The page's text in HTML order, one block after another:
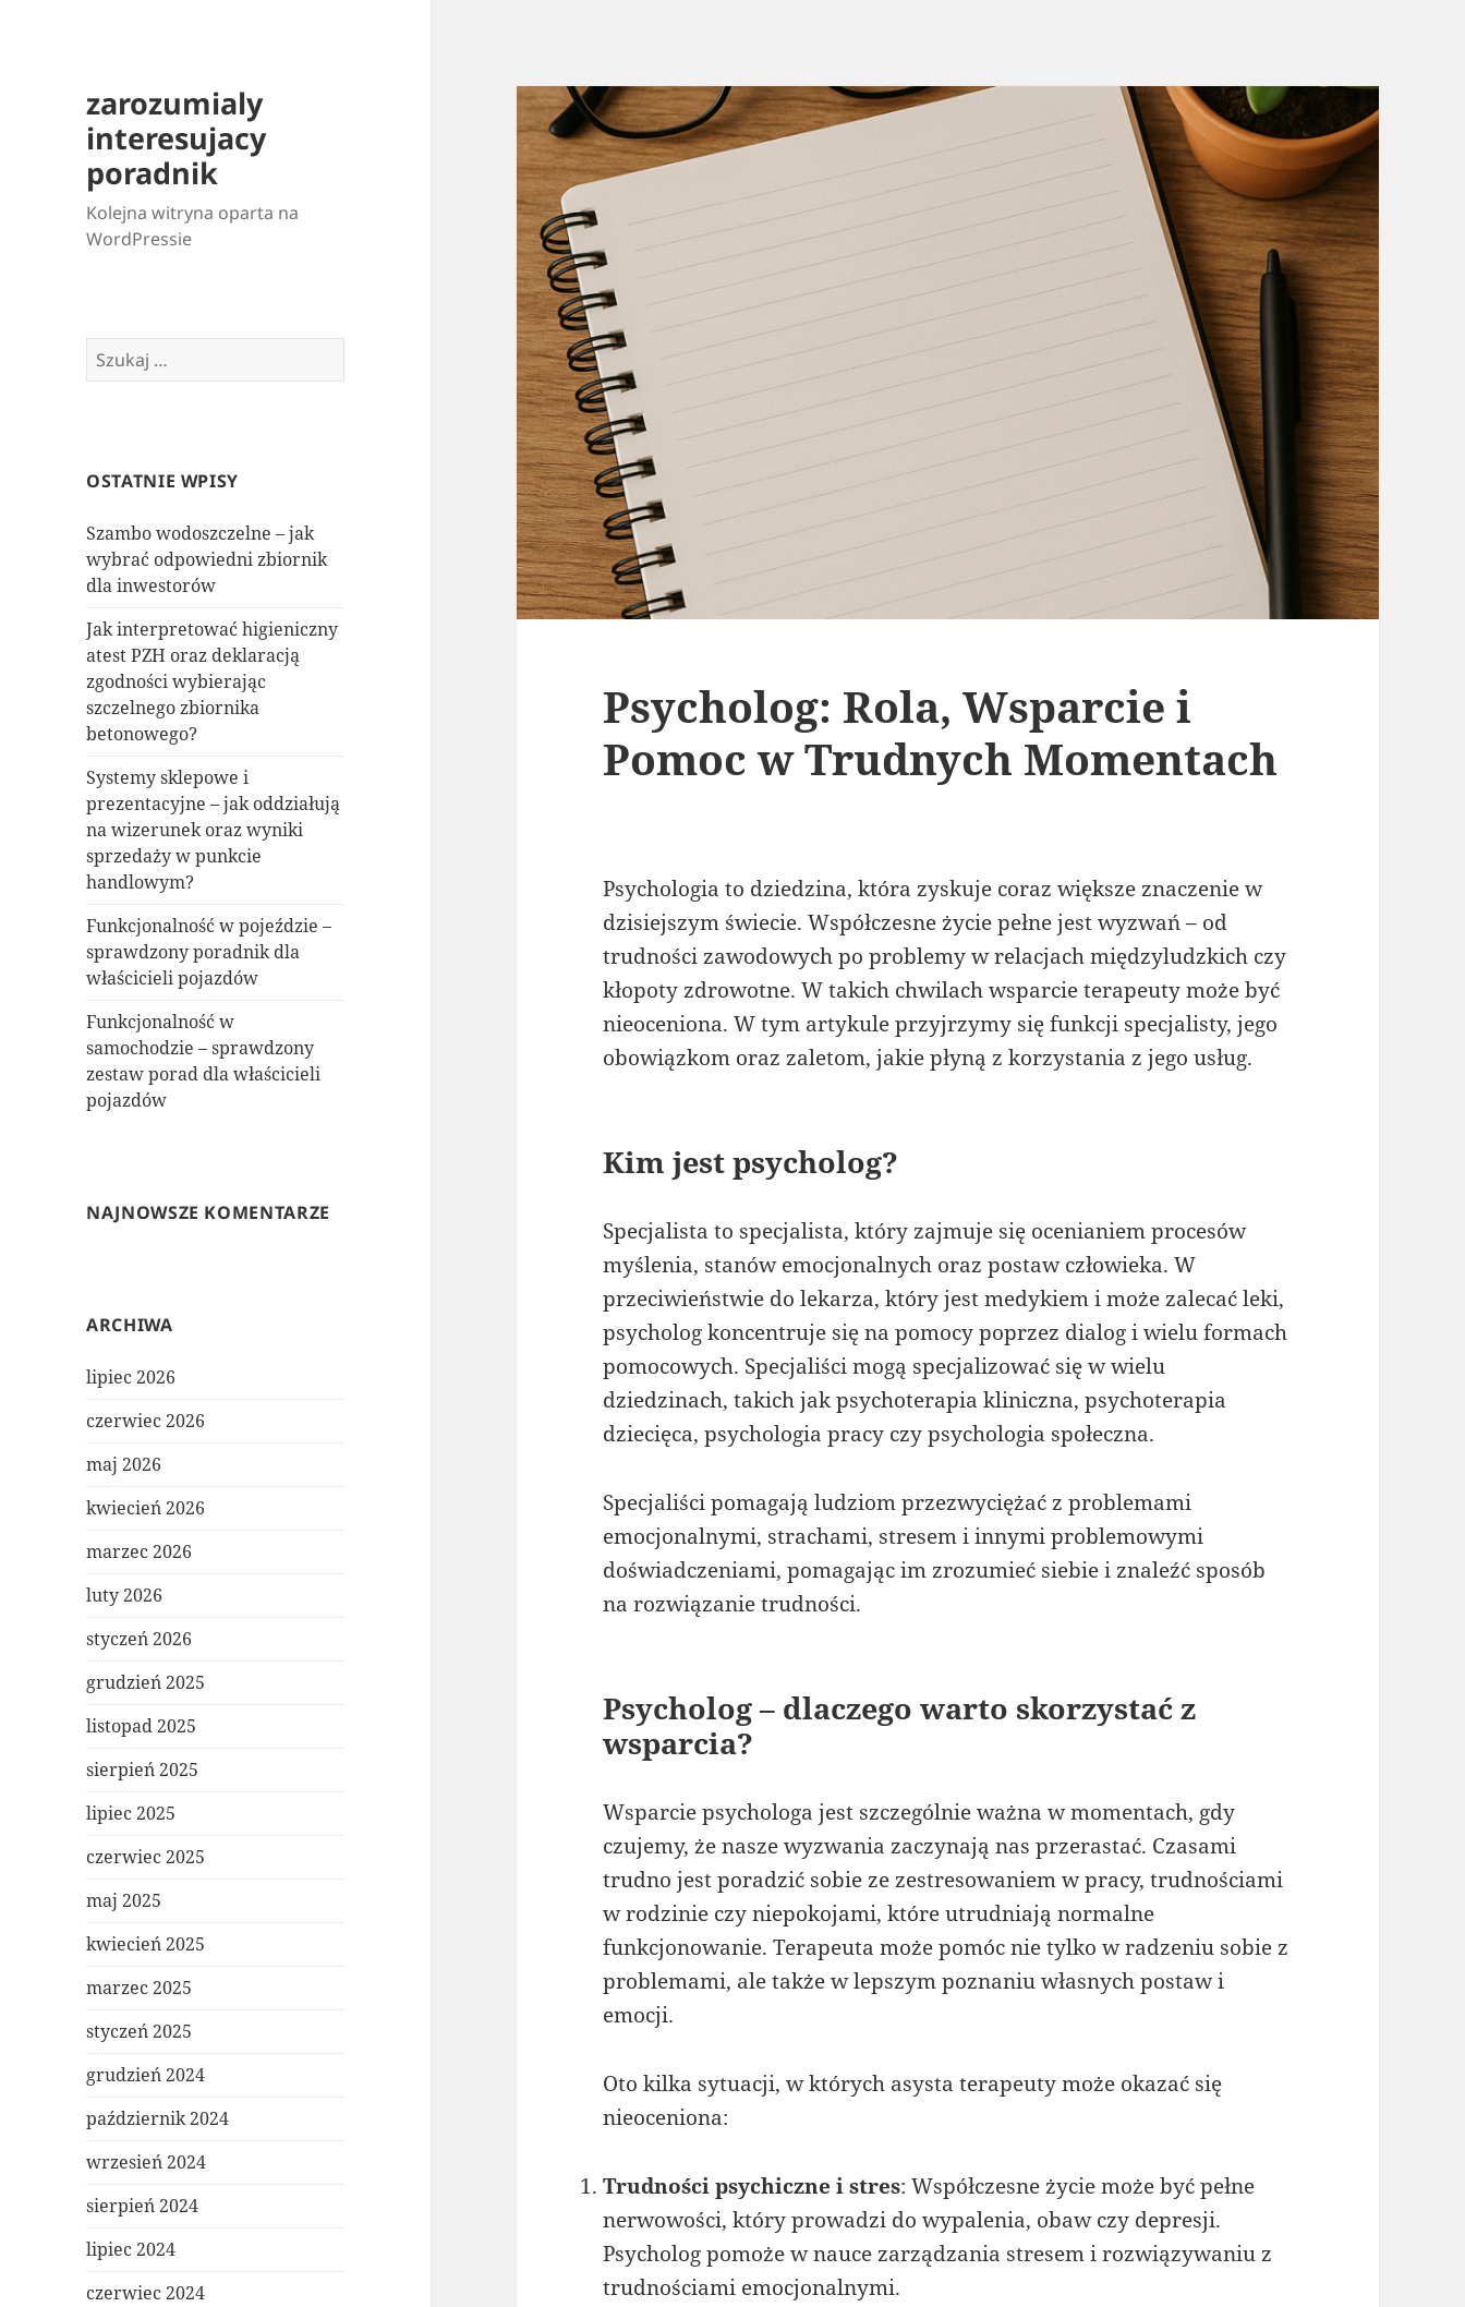
zarozumialy
interesujacy
poradnik
Kolejna witryna oparta na
WordPressie
Szukaj:
OSTATNIE WPISY
Szambo wodoszczelne – jak
wybrać odpowiedni zbiornik
dla inwestorów
Jak interpretować higieniczny
atest PZH oraz deklaracją
zgodności wybierając
szczelnego zbiornika
betonowego?
Systemy sklepowe i
prezentacyjne – jak oddziałują
na wizerunek oraz wyniki
sprzedaży w punkcie
handlowym?
Funkcjonalność w pojeździe –
sprawdzony poradnik dla
właścicieli pojazdów
Funkcjonalność w
samochodzie – sprawdzony
zestaw porad dla właścicieli
pojazdów
NAJNOWSZE KOMENTARZE
ARCHIWA
lipiec 2026
czerwiec 2026
maj 2026
kwiecień 2026
marzec 2026
luty 2026
styczeń 2026
grudzień 2025
listopad 2025
sierpień 2025
lipiec 2025
czerwiec 2025
maj 2025
kwiecień 2025
marzec 2025
styczeń 2025
grudzień 2024
październik 2024
wrzesień 2024
sierpień 2024
lipiec 2024
czerwiec 2024
Psycholog: Rola, Wsparcie i
Pomoc w Trudnych Momentach
Psychologia to dziedzina, która zyskuje coraz większe znaczenie w
dzisiejszym świecie. Współczesne życie pełne jest wyzwań – od
trudności zawodowych po problemy w relacjach międzyludzkich czy
kłopoty zdrowotne. W takich chwilach wsparcie terapeuty może być
nieoceniona. W tym artykule przyjrzymy się funkcji specjalisty, jego
obowiązkom oraz zaletom, jakie płyną z korzystania z jego usług.
Kim jest psycholog?
Specjalista to specjalista, który zajmuje się ocenianiem procesów
myślenia, stanów emocjonalnych oraz postaw człowieka. W
przeciwieństwie do lekarza, który jest medykiem i może zalecać leki,
psycholog koncentruje się na pomocy poprzez dialog i wielu formach
pomocowych. Specjaliści mogą specjalizować się w wielu
dziedzinach, takich jak psychoterapia kliniczna, psychoterapia
dziecięca, psychologia pracy czy psychologia społeczna.
Specjaliści pomagają ludziom przezwyciężać z problemami
emocjonalnymi, strachami, stresem i innymi problemowymi
doświadczeniami, pomagając im zrozumieć siebie i znaleźć sposób
na rozwiązanie trudności.
Psycholog – dlaczego warto skorzystać z
wsparcia?
Wsparcie psychologa jest szczególnie ważna w momentach, gdy
czujemy, że nasze wyzwania zaczynają nas przerastać. Czasami
trudno jest poradzić sobie ze zestresowaniem w pracy, trudnościami
w rodzinie czy niepokojami, które utrudniają normalne
funkcjonowanie. Terapeuta może pomóc nie tylko w radzeniu sobie z
problemami, ale także w lepszym poznaniu własnych postaw i
emocji.
Oto kilka sytuacji, w których asysta terapeuty może okazać się
nieoceniona:
Trudności psychiczne i stres: Współczesne życie może być pełne
nerwowości, który prowadzi do wypalenia, obaw czy depresji.
Psycholog pomoże w nauce zarządzania stresem i rozwiązywaniu z
trudnościami emocjonalnymi.